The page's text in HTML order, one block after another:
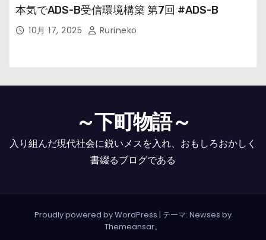
本気でADS-B受信環境構築 第7回 #ADS-B
10月 17, 2025 Rurineko
～下町物語～
入り組んだ現代社会に鋭いメスを入れ、おもしろおかしく
書綴るブログである
Proudly powered by WordPress | テーマ: Newses by
Themeansar。